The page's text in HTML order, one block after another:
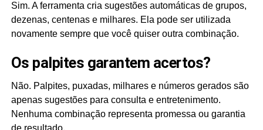
Sim. A ferramenta cria sugestões automáticas de grupos,
dezenas, centenas e milhares. Ela pode ser utilizada
novamente sempre que você quiser outra combinação.
Os palpites garantem acertos?
Não. Palpites, puxadas, milhares e números gerados são
apenas sugestões para consulta e entretenimento.
Nenhuma combinação representa promessa ou garantia
de resultado.